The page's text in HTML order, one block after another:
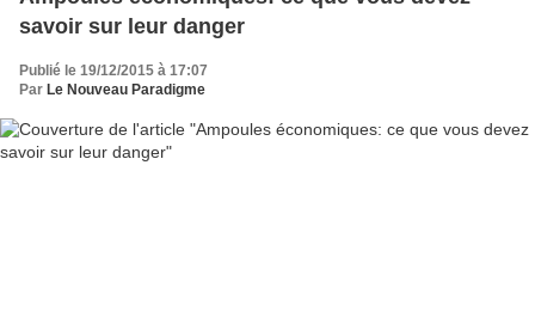
savoir sur leur danger
Publié le 19/12/2015 à 17:07
Par Le Nouveau Paradigme